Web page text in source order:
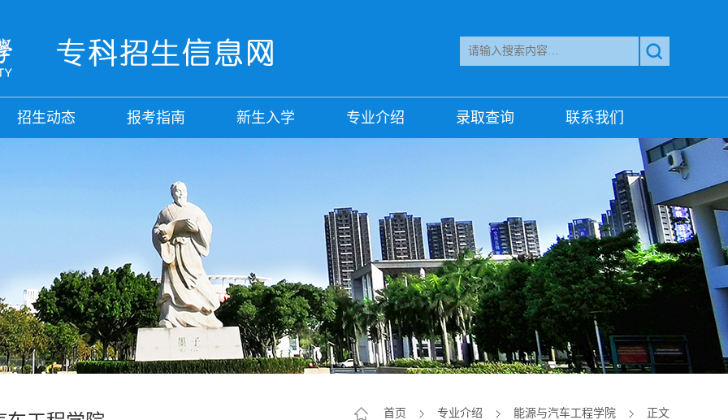
招生动态 报考指南 新生入学 专业介绍 录取查询 联系我们
首页 专业介绍 能源与汽车工程学院 正文